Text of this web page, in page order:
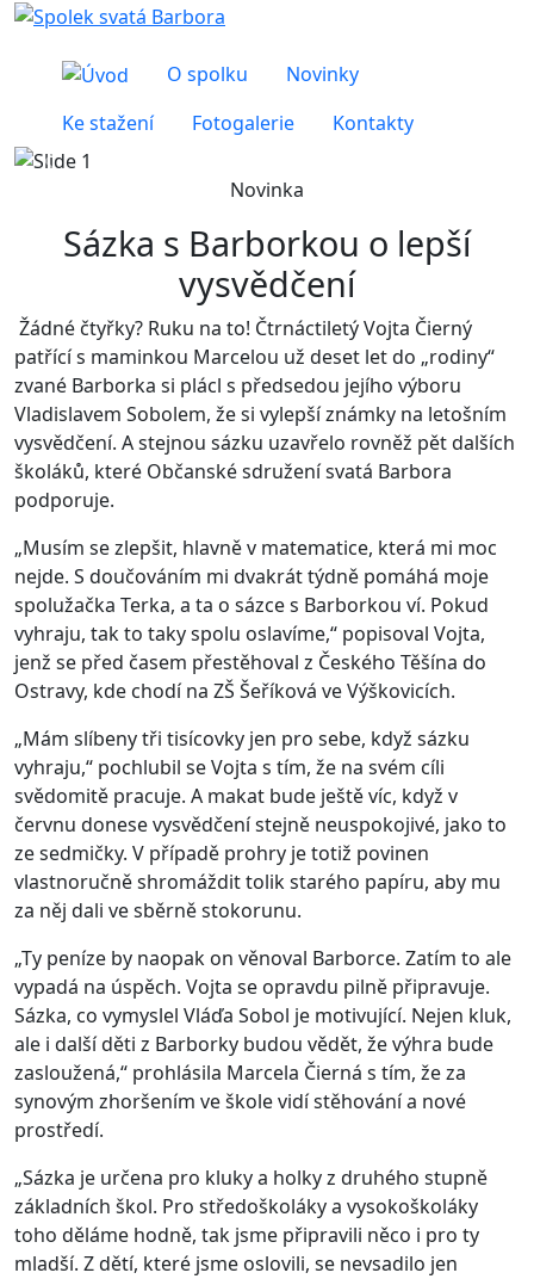
O spolku
Novinky
Ke stažení
Fotogalerie
Kontakty
Předchozí
Novinka
Sázka s Barborkou o lepší
vysvědčení
Žádné čtyřky? Ruku na to! Čtrnáctiletý Vojta Čierný
patřící s maminkou Marcelou už deset let do „rodiny“
zvané Barborka si plácl s předsedou jejího výboru
Vladislavem Sobolem, že si vylepší známky na letošním
vysvědčení. A stejnou sázku uzavřelo rovněž pět dalších
školáků, které Občanské sdružení svatá Barbora
podporuje.
„Musím se zlepšit, hlavně v matematice, která mi moc
nejde. S doučováním mi dvakrát týdně pomáhá moje
spolužačka Terka, a ta o sázce s Barborkou ví. Pokud
vyhraju, tak to taky spolu oslavíme,“ popisoval Vojta,
jenž se před časem přestěhoval z Českého Těšína do
Ostravy, kde chodí na ZŠ Šeříková ve Výškovicích.
„Mám slíbeny tři tisícovky jen pro sebe, když sázku
vyhraju,“ pochlubil se Vojta s tím, že na svém cíli
svědomitě pracuje. A makat bude ještě víc, když v
červnu donese vysvědčení stejně neuspokojivé, jako to
ze sedmičky. V případě prohry je totiž povinen
vlastnoručně shromáždit tolik starého papíru, aby mu
za něj dali ve sběrně stokorunu.
„Ty peníze by naopak on věnoval Barborce. Zatím to ale
vypadá na úspěch. Vojta se opravdu pilně připravuje.
Sázka, co vymyslel Vláďa Sobol je motivující. Nejen kluk,
ale i další děti z Barborky budou vědět, že výhra bude
zasloužená,“ prohlásila Marcela Čierná s tím, že za
synovým zhoršením ve škole vidí stěhování a nové
prostředí.
„Sázka je určena pro kluky a holky z druhého stupně
základních škol. Pro středoškoláky a vysokoškoláky
toho děláme hodně, tak jsme připravili něco i pro ty
mladší. Z dětí, které jsme oslovili, se nevsadilo jen